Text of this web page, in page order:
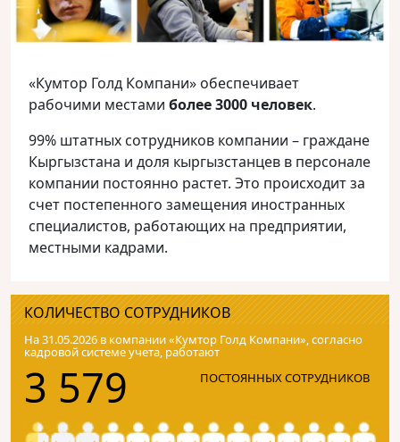
«Кумтор Голд Компани» обеспечивает
рабочими местами более 3000 человек.
99% штатных сотрудников компании – граждане
Кыргызстана и доля кыргызстанцев в персонале
компании постоянно растет. Это происходит за
счет постепенного замещения иностранных
специалистов, работающих на предприятии,
местными кадрами.
КОЛИЧЕСТВО СОТРУДНИКОВ
На 31.05.2026 в компании «Кумтор Голд Компани», согласно
кадровой системе учета, работают
3 579 ПОСТОЯННЫХ СОТРУДНИКОВ